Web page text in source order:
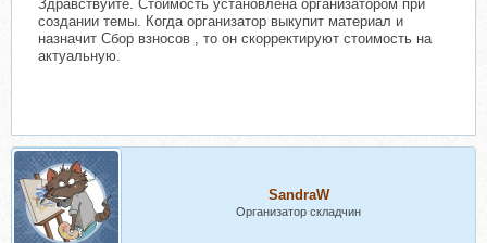
Здравствуйте. Стоимость установлена организатором при
создании темы. Когда организатор выкупит материал и
назначит Сбор взносов , то он скорректируют стоимость на
актуальную.
SandraW
Организатор складчин